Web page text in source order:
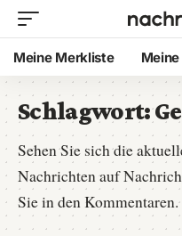
Meine Merkliste
Schlagwort:
Sehen Sie sich die
Nachrichten auf
Sie in den Kommentaren.